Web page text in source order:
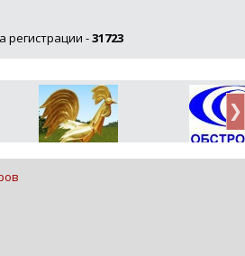
регистрации -31723